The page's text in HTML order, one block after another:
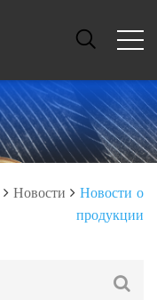
Новости
Новости о
продукции